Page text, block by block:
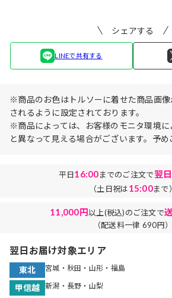
シェアする
LINEで共有する
※商品のお色はトルソーに着せた商品画
されるように設定されております。
※商品によっては、お客様のモニタ環境
と異なって見える場合がございます。予め
平日16:00までのご注文で翌
（土日祝は15:00まで）
11,000円以上(税込)のご注文で
（配送料一律 690円）
翌日お届け対象エリア
東北 宮城・秋田・山形・福島
甲信越 新潟・長野・山梨